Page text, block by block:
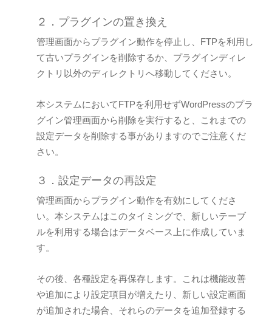
２．プラグインの置き換え
管理画面からプラグイン動作を停止し、FTPを利用し
て古いプラグインを削除するか、プラグインディレ
クトリ以外のディレクトリへ移動してください。
本システムにおいてFTPを利用せずWordPressのプラ
グイン管理画面から削除を実行すると、これまでの
設定データを削除する事がありますのでご注意くだ
さい。
３．設定データの再設定
管理画面からプラグイン動作を有効にしてくださ
い。本システムはこのタイミングで、新しいテーブ
ルを利用する場合はデータベース上に作成していま
す。
その後、各種設定を再保存します。これは機能改善
や追加により設定項目が増えたり、新しい設定画面
が追加された場合、それらのデータを追加登録する